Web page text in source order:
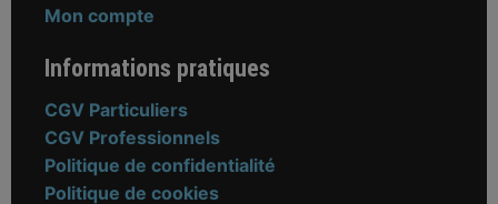
Mon compte
Informations pratiques
CGV Particuliers
CGV Professionnels
Politique de confidentialité
Politique de cookies